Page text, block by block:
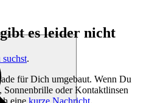
es leider nicht
.
für Dich umgebaut. Wenn Du
Sonnenbrille oder Kontaktlinsen
eine kurze Nachricht.